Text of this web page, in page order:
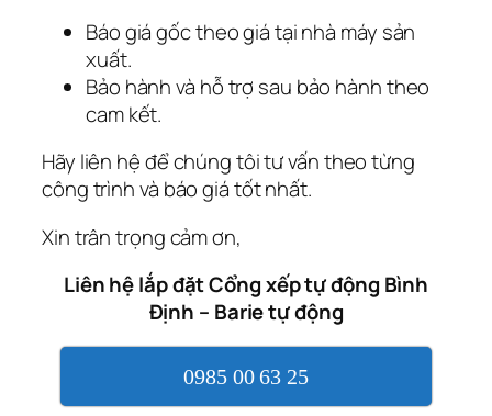
Báo giá gốc theo giá tại nhà máy sản
xuất.
Bảo hành và hỗ trợ sau bảo hành theo
cam kết.
Hãy liên hệ để chúng tôi tư vấn theo từng
công trình và báo giá tốt nhất.
Xin trân trọng cảm ơn,
Liên hệ lắp đặt Cổng xếp tự động Bình
Định – Barie tự động
0985 00 63 25